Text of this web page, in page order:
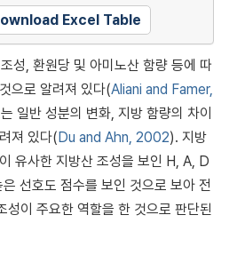
Excel Table
성, 환원당 및 아미노산 함량 등에 따
으로 알려져 있다(Aliani and Famer,
일반 성분의 변화, 지방 함량의 차이
져 있다(Du and Ahn, 2002). 지방
유사한 지방산 조성을 보인 H, A, D
선호도 점수를 보인 것으로 보아 전
성이 주요한 역할을 한 것으로 판단된